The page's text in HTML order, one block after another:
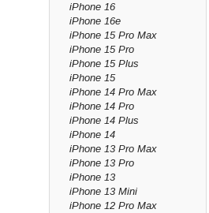
iPhone 16
iPhone 16e
iPhone 15 Pro Max
iPhone 15 Pro
iPhone 15 Plus
iPhone 15
iPhone 14 Pro Max
iPhone 14 Pro
iPhone 14 Plus
iPhone 14
iPhone 13 Pro Max
iPhone 13 Pro
iPhone 13
iPhone 13 Mini
iPhone 12 Pro Max